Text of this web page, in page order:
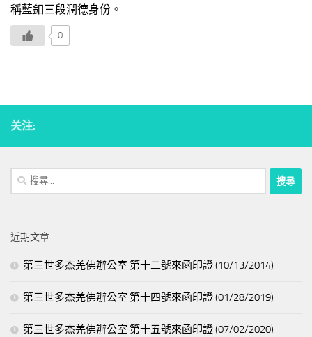
稱藍釦三段潤德身份。
0
关注:
搜
尋
字:
近期文章
第三世多杰羌佛辦公室 第十二號來函印證 (10/13/2014)
第三世多杰羌佛辦公室 第十四號來函印證 (01/28/2019)
第三世多杰羌佛辦公室 第十五號來函印證 (07/02/2020)